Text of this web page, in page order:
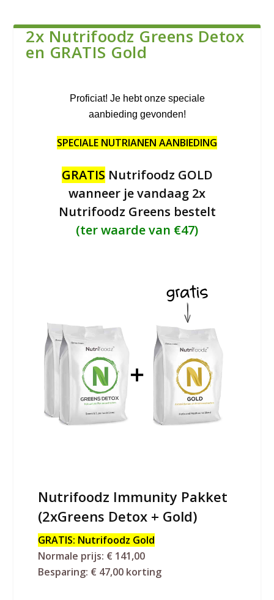
2x Nutrifoodz Greens Detox
en GRATIS Gold
Proficiat! Je hebt onze speciale
aanbieding gevonden!
SPECIALE NUTRIANEN AANBIEDING
GRATIS Nutrifoodz GOLD
wanneer je vandaag 2x
Nutrifoodz Greens bestelt
(ter waarde van €47)
Nutrifoodz Immunity Pakket
(2xGreens Detox + Gold)
GRATIS: Nutrifoodz Gold
Normale prijs: € 141,00
Besparing: € 47,00 korting